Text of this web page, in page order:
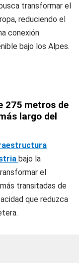
transformar el
reduciendo el
conexión
bajo los Alpes.
275 metros de
largo del
bajo la
el
transitadas de
que reduzca